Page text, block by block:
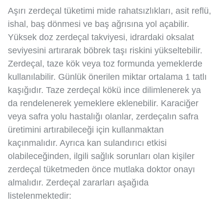
Aşırı zerdeçal tüketimi mide rahatsızlıkları, asit reflü,
ishal, baş dönmesi ve baş ağrısına yol açabilir.
Yüksek doz zerdeçal takviyesi, idrardaki oksalat
seviyesini artırarak böbrek taşı riskini yükseltebilir.
Zerdeçal, taze kök veya toz formunda yemeklerde
kullanılabilir. Günlük önerilen miktar ortalama 1 tatlı
kaşığıdır. Taze zerdeçal kökü ince dilimlenerek ya
da rendelenerek yemeklere eklenebilir. Karaciğer
veya safra yolu hastalığı olanlar, zerdeçalın safra
üretimini artırabileceği için kullanmaktan
kaçınmalıdır. Ayrıca kan sulandırıcı etkisi
olabileceğinden, ilgili sağlık sorunları olan kişiler
zerdeçal tüketmeden önce mutlaka doktor onayı
almalıdır. Zerdeçal zararları aşağıda
listelenmektedir: